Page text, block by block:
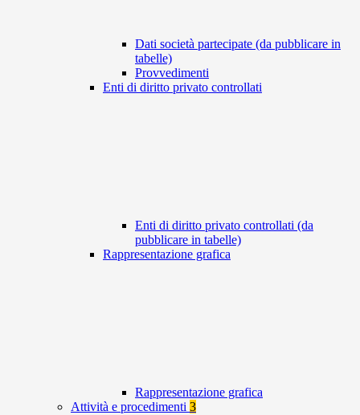
Dati società partecipate (da pubblicare in
tabelle)
Provvedimenti
Enti di diritto privato controllati
Enti di diritto privato controllati (da
pubblicare in tabelle)
Rappresentazione grafica
Rappresentazione grafica
Attività e procedimenti 3